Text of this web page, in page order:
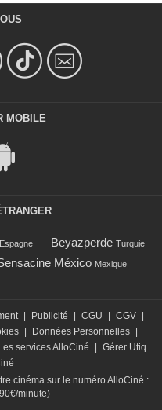
MOBILE
Espagne Beyazperde Turquie
México Mexique
Publicité CGU CGV
Données Personnelles
Les services AlloCiné
Gérer Utiq
cinéma sur le numéro AlloCiné :
minute)